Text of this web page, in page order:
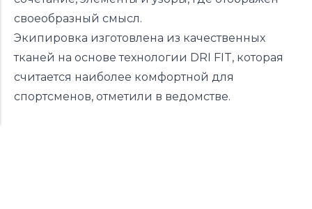
своеобразный смысл.
Экипировка изготовлена из качественных
тканей на основе технологии DRI FIT, которая
считается наиболее комфортной для
спортсменов, отметили в ведомстве.